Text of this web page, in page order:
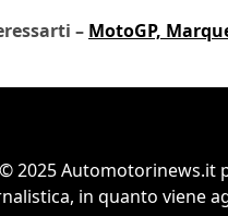
– MotoGP,
2025 Automotorinews.it
in quanto viene